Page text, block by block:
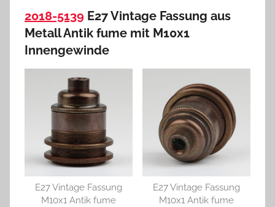
2018-5139 E27 Vintage Fassung aus
Metall Antik fume mit M10x1
Innengewinde
E27 Vintage Fassung
M10x1 Antik fume
E27 Vintage Fassung
M10x1 Antik fume